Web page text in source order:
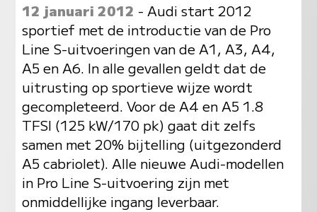
12 januari 2012 - Audi start 2012
sportief met de introductie van de Pro
Line S-uitvoeringen van de A1, A3, A4,
A5 en A6. In alle gevallen geldt dat de
uitrusting op sportieve wijze wordt
gecompleteerd. Voor de A4 en A5 1.8
TFSI (125 kW/170 pk) gaat dit zelfs
samen met 20% bijtelling (uitgezonderd
A5 cabriolet). Alle nieuwe Audi-modellen
in Pro Line S-uitvoering zijn met
onmiddellijke ingang leverbaar.